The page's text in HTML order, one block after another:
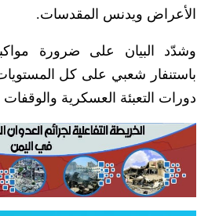
الأعراض ويدنس المقدسات.
وشدّد البيان على ضرورة
باستنفار شعبي على كل
دورات التعبئة العسكرية والوقفات